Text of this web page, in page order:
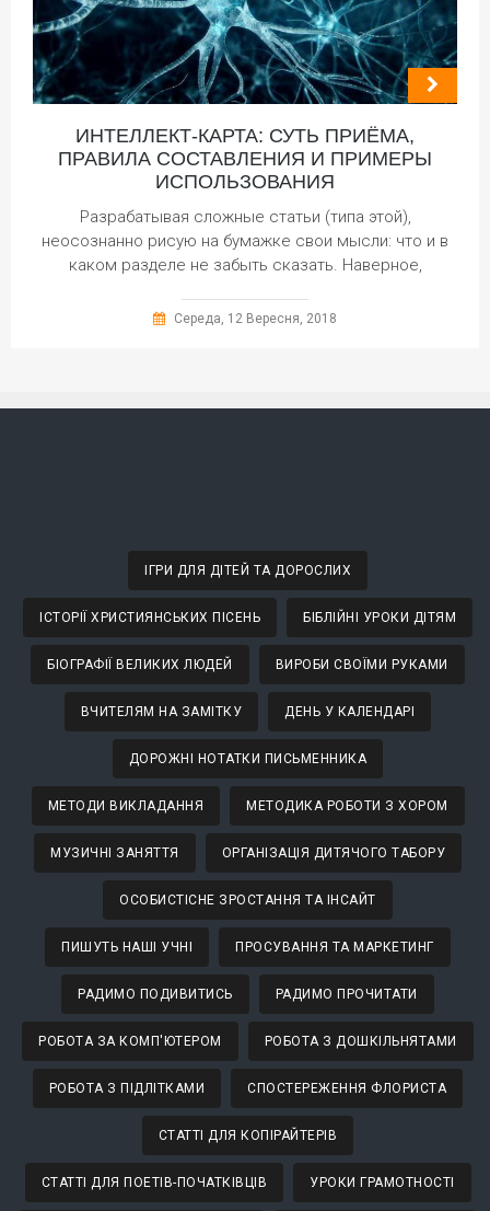
ИНТЕЛЛЕКТ-КАРТА: СУТЬ ПРИЁМА,
ПРАВИЛА СОСТАВЛЕНИЯ И ПРИМЕРЫ
ИСПОЛЬЗОВАНИЯ
Разрабатывая сложные статьи (типа этой),
неосознанно рисую на бумажке свои мысли: что и в
каком разделе не забыть сказать. Наверное,
Середа, 12 Вересня, 2018
ІГРИ ДЛЯ ДІТЕЙ ТА ДОРОСЛИХ
ІСТОРІЇ ХРИСТИЯНСЬКИХ ПІСЕНЬ БІБЛІЙНІ УРОКИ ДІТЯМ
БІОГРАФІЇ ВЕЛИКИХ ЛЮДЕЙ ВИРОБИ СВОЇМИ РУКАМИ
ВЧИТЕЛЯМ НА ЗАМІТКУ ДЕНЬ У КАЛЕНДАРІ
ДОРОЖНІ НОТАТКИ ПИСЬМЕННИКА
МЕТОДИ ВИКЛАДАННЯ МЕТОДИКА РОБОТИ З ХОРОМ
МУЗИЧНІ ЗАНЯТТЯ ОРГАНІЗАЦІЯ ДИТЯЧОГО ТАБОРУ
ОСОБИСТІСНЕ ЗРОСТАННЯ ТА ІНСАЙТ
ПИШУТЬ НАШІ УЧНІ ПРОСУВАННЯ ТА МАРКЕТИНГ
РАДИМО ПОДИВИТИСЬ РАДИМО ПРОЧИТАТИ
РОБОТА ЗА КОМП'ЮТЕРОМ РОБОТА З ДОШКІЛЬНЯТАМИ
РОБОТА З ПІДЛІТКАМИ СПОСТЕРЕЖЕННЯ ФЛОРИСТА
СТАТТІ ДЛЯ КОПІРАЙТЕРІВ
СТАТТІ ДЛЯ ПОЕТІВ-ПОЧАТКІВЦІВ УРОКИ ГРАМОТНОСТІ